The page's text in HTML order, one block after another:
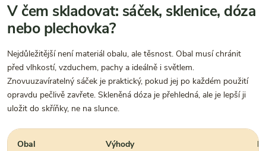
V čem skladovat: sáček, sklenice, dóza
nebo plechovka?
Nejdůležitější není materiál obalu, ale těsnost. Obal musí chránit
před vlhkostí, vzduchem, pachy a ideálně i světlem.
Znovuuzavíratelný sáček je praktický, pokud jej po každém použití
opravdu pečlivě zavřete. Skleněná dóza je přehledná, ale je lepší ji
uložit do skříňky, ne na slunce.
Obal Výhody